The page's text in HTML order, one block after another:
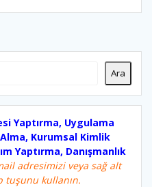
Ara
Yaptırma, Uygulama
Kurumsal Kimlik
Yaptırma, Danışmanlık
adresimizi veya sağ alt
tuşunu kullanın.